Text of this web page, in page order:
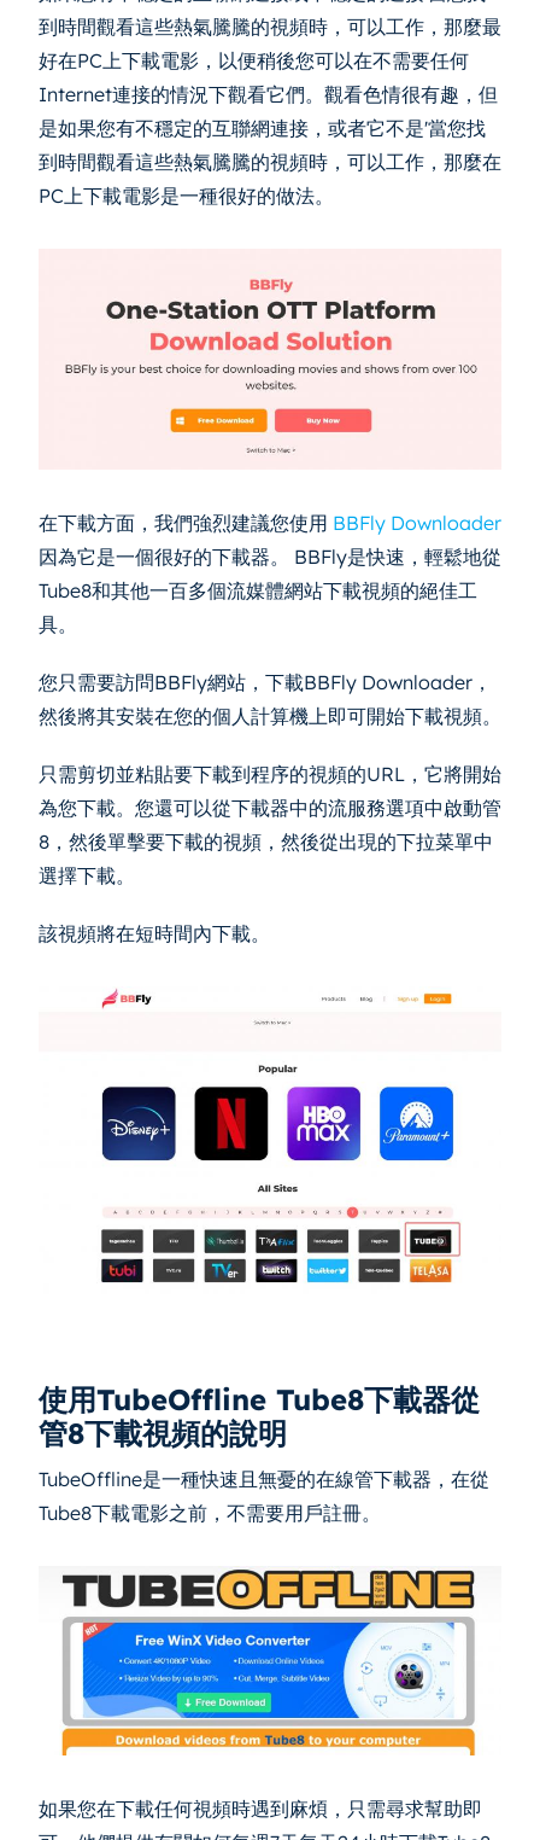
到時間觀看這些熱氣騰騰的視頻時，可以工作，那麼最
好在PC上下載電影，以便稍後您可以在不需要任何
Internet連接的情況下觀看它們。觀看色情很有趣，但
是如果您有不穩定的互聯網連接，或者它不是'當您找
到時間觀看這些熱氣騰騰的視頻時，可以工作，那麼在
PC上下載電影是一種很好的做法。
在下載方面，我們強烈建議您使用 BBFly Downloader
因為它是一個很好的下載器。 BBFly是快速，輕鬆地從
Tube8和其他一百多個流媒體網站下載視頻的絕佳工
具。
您只需要訪問BBFly網站，下載BBFly Downloader，
然後將其安裝在您的個人計算機上即可開始下載視頻。
只需剪切並粘貼要下載到程序的視頻的URL，它將開始
為您下載。您還可以從下載器中的流服務選項中啟動管
8，然後單擊要下載的視頻，然後從出現的下拉菜單中
選擇下載。
該視頻將在短時間內下載。
使用TubeOffline Tube8下載器從
管8下載視頻的說明
TubeOffline是一種快速且無憂的在線管下載器，在從
Tube8下載電影之前，不需要用戶註冊。
如果您在下載任何視頻時遇到麻煩，只需尋求幫助即